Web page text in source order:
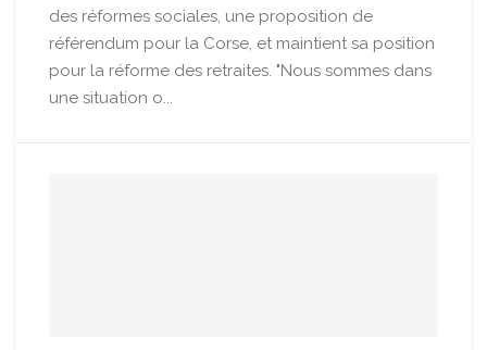
des réformes sociales, une proposition de
référendum pour la Corse, et maintient sa position
pour la réforme des retraites. "Nous sommes dans
une situation o...